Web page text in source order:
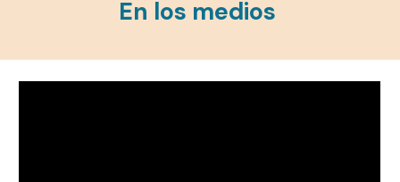
En los medios